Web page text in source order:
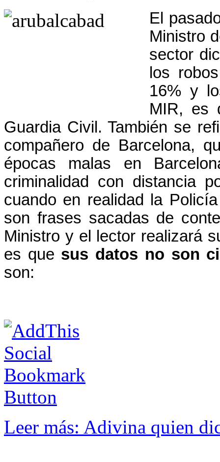
El
Ministro
sector
los
16% y
MIR, es
Guardia Civil. También se
compañero de Barcelona,
épocas malas en
criminalidad con distancia
cuando en realidad la
son frases sacadas de
Ministro y el lector realizará
es que sus datos no son
son:
Leer más: Adivina quien